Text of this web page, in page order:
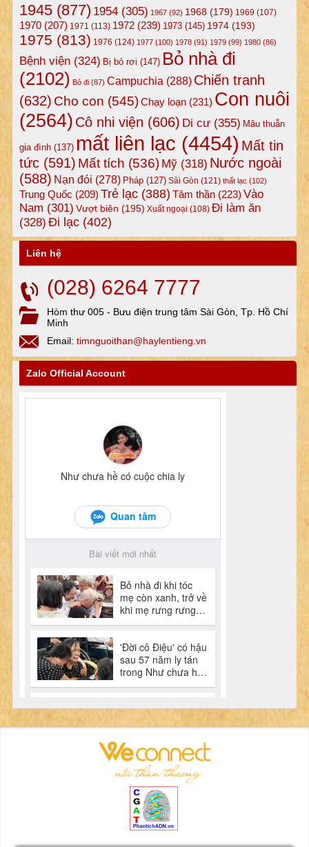
1945(877) 1954(305) 1967(92) 1968(179) 1969 (107)
1970(207) 1971 (113) 1972(239) 1973(145) 1974(193)
1975 (813) 1976 (124) 1977(100) 1978(91) 1979(99) 1980(86)
Bệnh viện(324) Bị bỏ rơi (147) Bỏ nhà đi
(2102) Bỏ đi(87) Campuchia (288) Chiến tranh
(632) Cho con (545)Chạy loạn(231) Con nuôi
(2564) Cô nhi viện (606) Di cư(355) Mâu thuẫn
gia đình(137) mất liên lạc (4454) Mất tin
tức(591) Mất tích (536) Mỹ(318) Nước ngoài
(588) Nạn đói (278) Pháp(127) Sài Gòn (121) thất lạc (102)
Trung Quốc (209) Trẻ lạc(388) Tâm thần(223) Vào
Nam (301) Vượt biên (195) Xuất ngoại (108) Đi làm ăn
(328) Đi lạc(402)
Liên hệ
(028) 6264 7777
Hòm thư 005 - Bưu điện trung tâm Sài Gòn, Tp. Hồ Chí
Minh
Email: timnguoithan@haylentieng.vn
Zalo Official Account